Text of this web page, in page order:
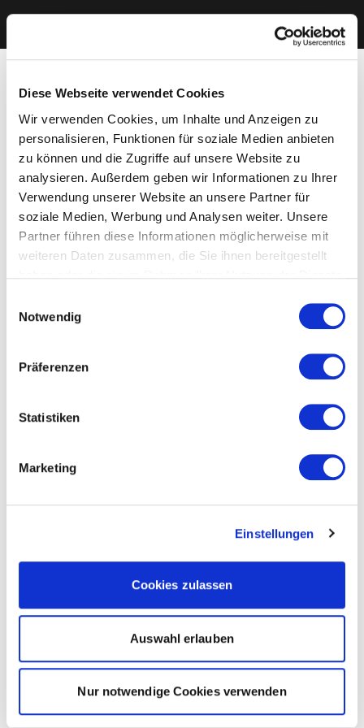
Diese Webseite verwendet Cookies
Wir verwenden Cookies, um Inhalte und Anzeigen zu
personalisieren, Funktionen für soziale Medien anbieten
zu können und die Zugriffe auf unsere Website zu
analysieren. Außerdem geben wir Informationen zu Ihrer
Verwendung unserer Website an unsere Partner für
soziale Medien, Werbung und Analysen weiter. Unsere
Partner führen diese Informationen möglicherweise mit
weiteren Daten zusammen, die Sie ihnen bereitgestellt
Cookies, wenn Sie unsere Webseite weiterhin nutzen.
Notwendig
Präferenzen
Statistiken
Marketing
Einstellungen
Cookies zulassen
Auswahl erlauben
Nur notwendige Cookies verwenden